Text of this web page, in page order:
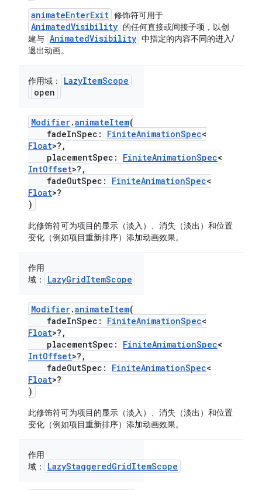
animateEnterExit 修饰符可用于
AnimatedVisibility 的任何直接或间接子项，以创
建与 AnimatedVisibility 中指定的内容不同的进入/
退出动画。
作用域：
LazyItemScope
open
Modifier.animateItem(
fadeInSpec: FiniteAnimationSpec<
Float>?,
placementSpec: FiniteAnimationSpec<
IntOffset>?,
fadeOutSpec: FiniteAnimationSpec<
Float>?
)
此修饰符可为项目的显示（淡入）、消失（淡出）和位置
变化（例如项目重新排序）添加动画效果。
作用
域：
LazyGridItemScope
Modifier.animateItem(
fadeInSpec: FiniteAnimationSpec<
Float>?,
placementSpec: FiniteAnimationSpec<
IntOffset>?,
fadeOutSpec: FiniteAnimationSpec<
Float>?
)
此修饰符可为项目的显示（淡入）、消失（淡出）和位置
变化（例如项目重新排序）添加动画效果。
作用
域：
LazyStaggeredGridItemScope